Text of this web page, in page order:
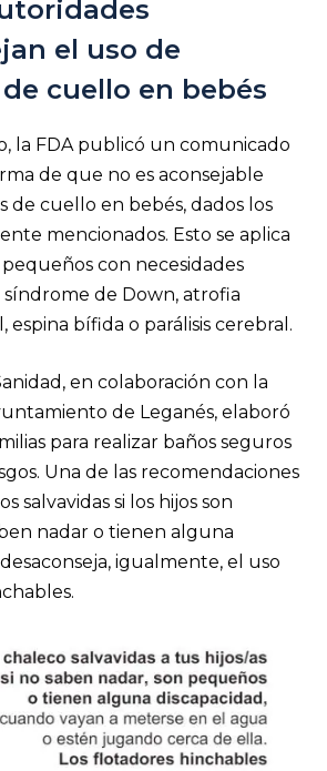
el uso de
cuello en bebés
la FDA publicó un comunicado
de que no es aconsejable
de cuello en bebés, dados los
mencionados. Esto se aplica
con necesidades
síndrome de Down, atrofia
espina bífida o parálisis cerebral.
en colaboración con la
de Leganés, elaboró
para realizar baños seguros
Una de las recomendaciones
salvavidas si los hijos son
nadar o tienen alguna
igualmente, el uso